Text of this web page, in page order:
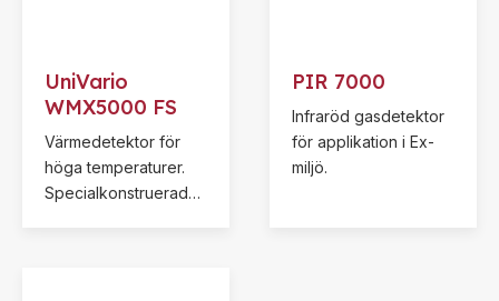
UniVario
WMX5000 FS
Värmedetektor för
höga temperaturer.
Specialkonstruerad
PIR 7000
Infraröd gasdetektor
för applikation i Ex-
miljö.